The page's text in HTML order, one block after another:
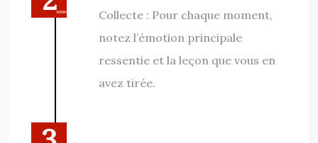
Collecte : Pour chaque moment,
notez l’émotion principale
ressentie et la leçon que vous en
avez tirée.